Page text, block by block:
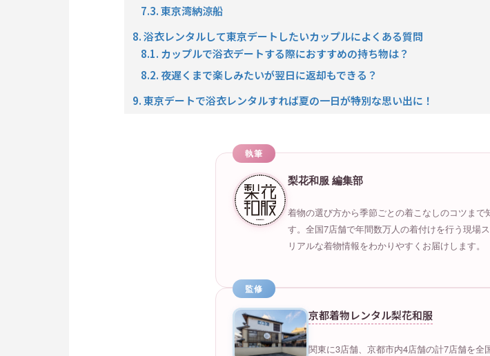
7.3. 東京湾納涼船
8. 浴衣レンタルして東京デートしたいカップルによくある質問
8.1. カップルで浴衣デートする際におすすめの持ち物は？
8.2. 夜遅くまで楽しみたいが翌日に返却もできる？
9. 東京デートで浴衣レンタルすれば夏の一日が特別な思い出に！
執筆
梨花和服 編集部
着物の選び方から季節ごとの着こなしのコツま
す。全国7店舗で年間数万人の着付けを行う現場
リアルな着物情報をわかりやすくお届けします。
監修
京都着物レンタル梨花和服
関東に3店舗、京都市内4店舗の計7店舗を